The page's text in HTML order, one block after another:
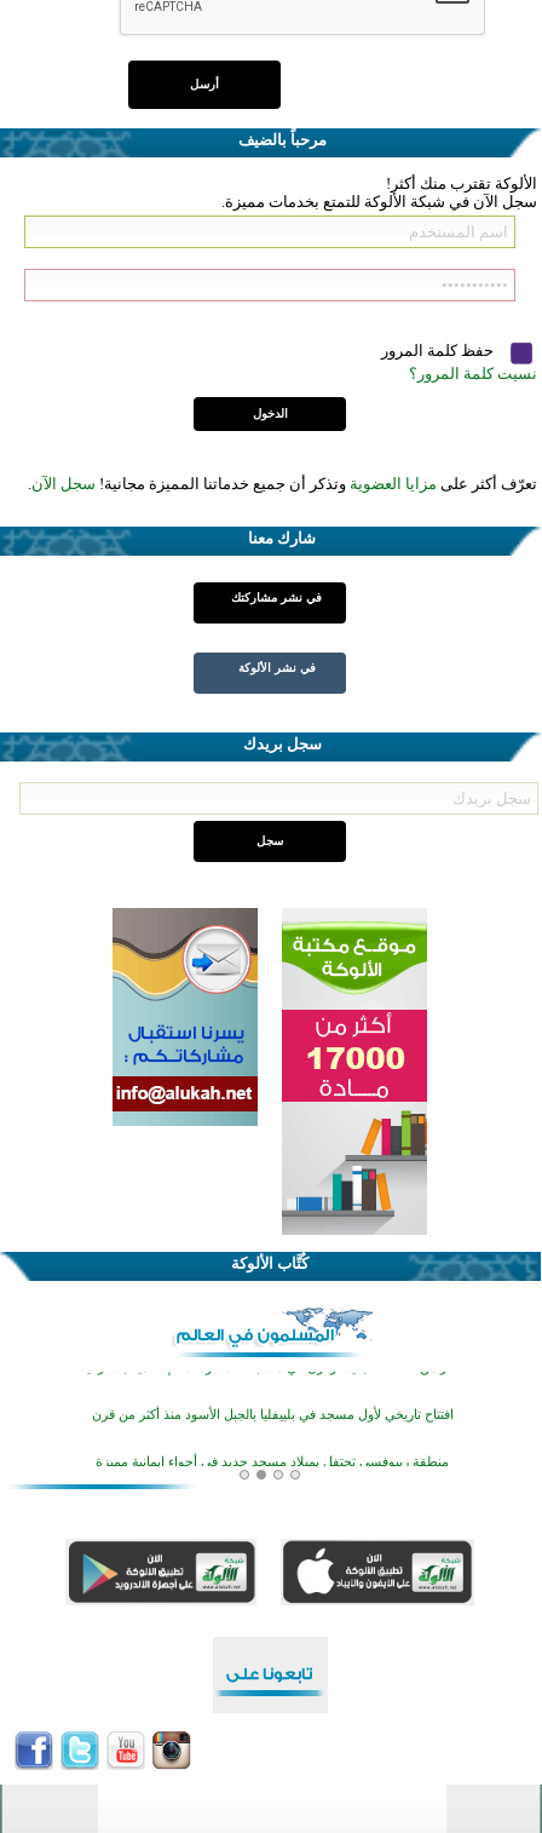
مرحباً بالضيف
الألوكة تقترب منك أكثر!
سجل الآن في شبكة الألوكة للتمتع بخدمات مميزة.
حفظ كلمة المرور
نسيت كلمة المرور؟
تعرّف أكثر على مزايا العضوية وتذكر أن جميع خدماتنا المميزة مجانية! سجل الآن
شارك معنا
في نشر مشاركتك
في نشر الألوكة
سجل بريدك
كُتَّاب الألوكة
اختتام الدورة التاسعة لمسابقة حفظ وتلاوة القرآن الكريم في أزناكاييف
تيسليتش تختتم برنامجا تعليميا لتعزيز القيم وبناء الشخصية للشباب المسلمين
اختتام منافسات قرآنية متميزة في بنغلاديش بمشاركة 3000 متسابق
افتتاح تاريخي لأول مسجد في بلييفليا بالجبل الأسود منذ أكثر من قرن
منطقة ريبوفسي تحتفل بميلاد مسجد جديد في أجواء إيمانية مميزة
أكبر مشروع إسلامي في ريف أستراليا يفتتح أبوابه بعد سنوات من العمل والعطاء
اختتام الدورة التاسعة لمسابقة حفظ وتلاوة القرآن الكريم في أزناكاييف